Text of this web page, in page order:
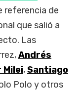
referencia de
que salió a
Las
Andrés
Milei,Santiago
Polo y otros